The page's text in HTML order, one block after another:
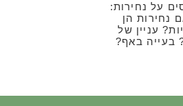
על נחירות:
נחירות הן
עניין של
בעייה באף?